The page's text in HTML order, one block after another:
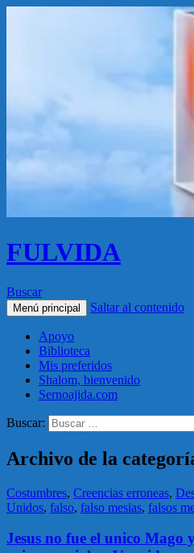
FULVIDA
Buscar
Menú principal Saltar al contenido
Apoyo
Biblioteca
Mis preferidos
Shalom, bienvenido
Sernoajida.com
Buscar:
Archivo de la
Costumbres, Creencias erroneas,
Unidos, falso, falso mesias, falsos
Jesus no fue el unico Mago